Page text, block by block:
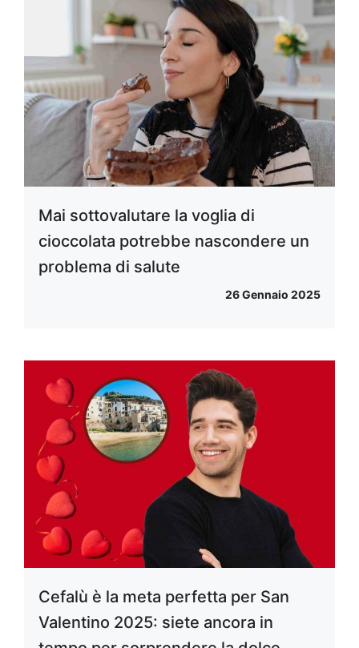
Mai sottovalutare la voglia di
cioccolata potrebbe nascondere un
problema di salute
26 Gennaio 2025
Cefalù è la meta perfetta per San
Valentino 2025: siete ancora in